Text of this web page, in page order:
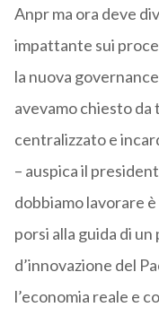
Anpr ma ora deve
impattante sui
la nuova
avevamo chiesto
centralizzato e
– auspica il
dobbiamo lavorare
porsi alla guida di
d’innovazione del
l’economia reale e